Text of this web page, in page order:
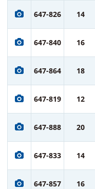
647-826 14
647-840 16
647-864 18
647-819 12
647-888 20
647-833 14
647-857 16